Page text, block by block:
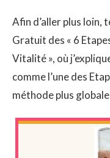
Afin d’aller plus loin,
Gratuit des « 6
Vitalité », où
comme l’une des
méthode plus globale